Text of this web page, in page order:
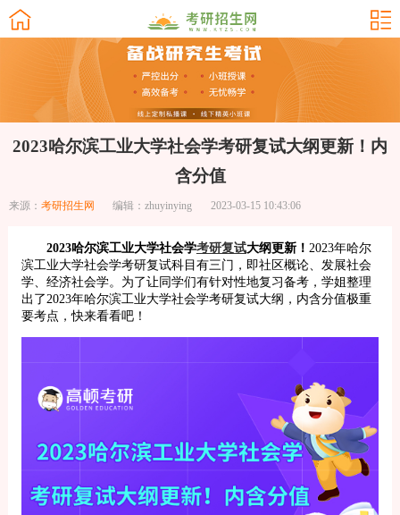
2023哈尔滨工业大学社会学考研复试大纲更新！内
含分值
来源： 考研招生网 编辑：zhuyinying 2023-03-15 10:43:06
2023哈尔滨工业大学社会学考研复试大纲更新！ 2023年哈尔
滨工业大学社会学考研复试科目有三门，即社区概论、发展社会
学、经济社会学。为了让同学们有针对性地复习备考，学姐整理
出了2023年哈尔滨工业大学社会学考研复试大纲，内含分值极重
要考点，快来看看吧！